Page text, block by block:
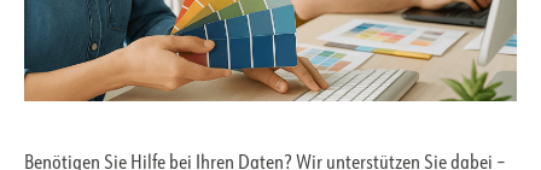
Benötigen Sie Hilfe bei Ihren Daten? Wir unterstützen Sie dabei –